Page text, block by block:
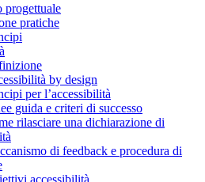
progettuale
pratiche
by design
per l’accessibilità
guida e criteri di successo
rilasciare una dichiarazione di
di feedback e procedura di
accessibilità